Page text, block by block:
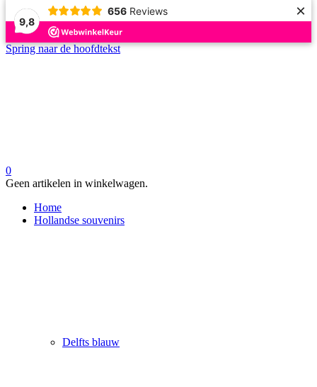
9,8
656 Reviews ×
Spring naar de hoofdtekst
0
Geen artikelen in winkelwagen.
Home
Hollandse souvenirs
Delfts blauw